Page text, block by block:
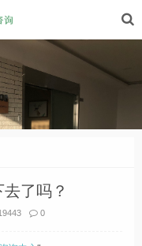
了吗？
0